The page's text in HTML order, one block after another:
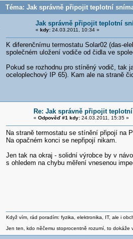
Téma: Jak správně připojit teplotní
Jak správně připojit teplotní
« kdy:24.03.2011, 10:34 »
K diferenčnímu termostatu Solar02 (das-
společném uložení vodiče od čidla ve
Pokud se rozhodnu pro stíněný vodič, tak
oceloplechový IP 65). Kam ale na straně
Re: Jak správně připojit
« Odpověď #1 kdy:24.03.2011, 15:35 »
Na straně termostatu se stínění připojí na
Na opačném konci se nepřipojí nikam.
Jen tak na okraj - solidní výrobce by v
s ohledem na chybu měření vnesenou
Když vím, rád poradím: fyzika, elektronika, IT, ale i
Jen ten, kdo něčemu stoprocentně rozumí, to dokáže